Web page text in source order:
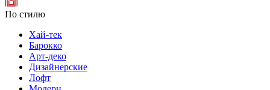
По стилю
Хай-тек
Барокко
Арт-деко
Дизайнерские
Лофт